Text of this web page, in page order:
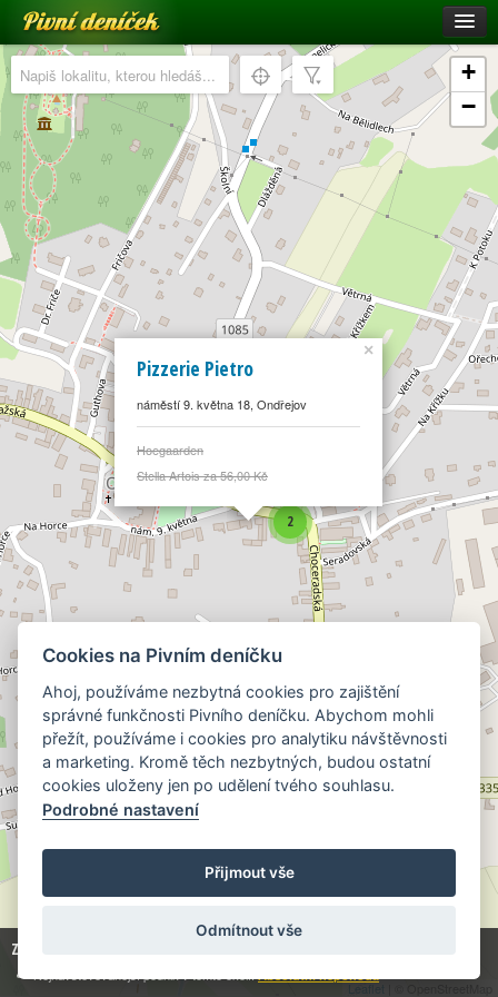
Pivní deníček
Restaurace a hospody
Pivní mapa
Pivní značky
Nápověda
Přihlásit se
Registrace
2
Pizzerie Pietro
náměstí 9. května 18, Ondřejov
Hoegaarden
Stella Artois za 56,00 Kč
×
+
−
Leaflet
Zobrazuji
Absolutní nepohoda
Cookies na Pivním deníčku
Ahoj, používáme nezbytná cookies pro zajištění
správné funkčnosti Pivního deníčku. Abychom mohli
přežít, používáme i cookies pro analytiku návštěvnosti
a marketing. Kromě těch nezbytných, budou ostatní
cookies uloženy jen po udělení tvého souhlasu.
Podrobné nastavení
Přijmout vše
Odmítnout vše